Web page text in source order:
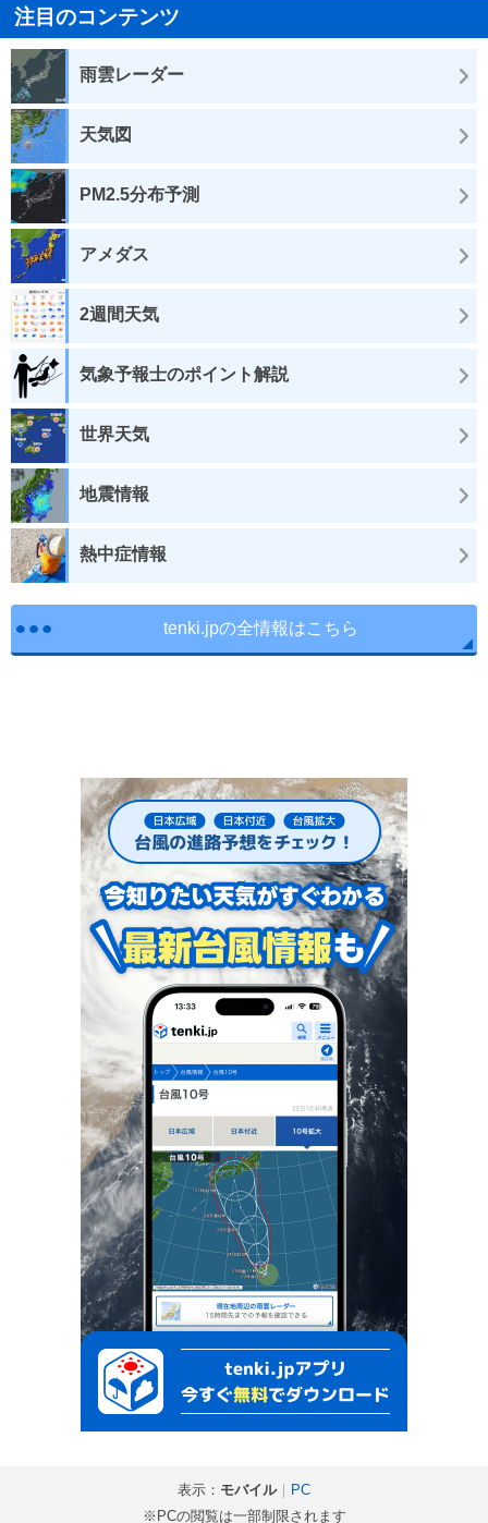
注目のコンテンツ
雨雲レーダー
天気図
PM2.5分布予測
アメダス
2週間天気
気象予報士のポイント解説
世界天気
地震情報
熱中症情報
tenki.jpの全情報はこちら
表示： モバイル｜
PC
※PCの閲覧は一部制限されます